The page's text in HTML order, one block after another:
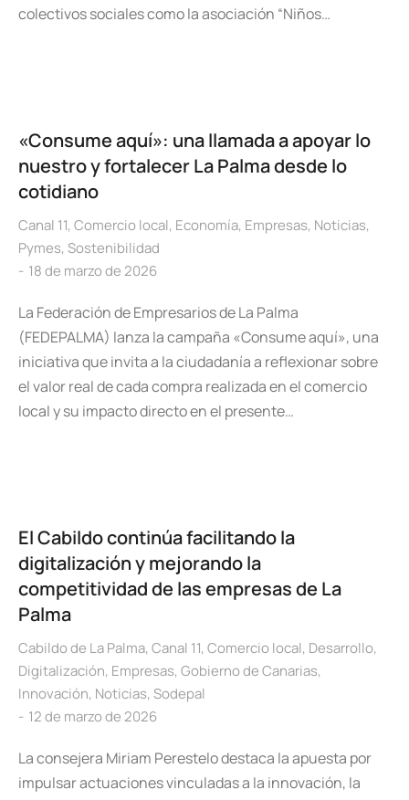
colectivos sociales como la asociación “Niños…
«Consume aquí»: una llamada a apoyar lo
nuestro y fortalecer La Palma desde lo
cotidiano
Canal 11, Comercio local, Economía, Empresas, Noticias,
Pymes, Sostenibilidad
18 de marzo de 2026
La Federación de Empresarios de La Palma
(FEDEPALMA) lanza la campaña «Consume aquí», una
iniciativa que invita a la ciudadanía a reflexionar sobre
el valor real de cada compra realizada en el comercio
local y su impacto directo en el presente…
El Cabildo continúa facilitando la
digitalización y mejorando la
competitividad de las empresas de La
Palma
Cabildo de La Palma, Canal 11, Comercio local, Desarrollo,
Digitalización, Empresas, Gobierno de Canarias,
Innovación, Noticias, Sodepal
12 de marzo de 2026
La consejera Miriam Perestelo destaca la apuesta por
impulsar actuaciones vinculadas a la innovación, la